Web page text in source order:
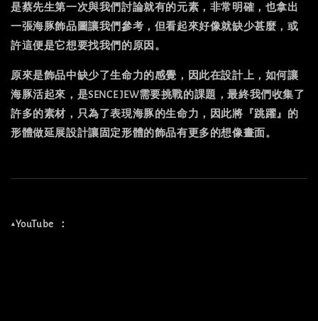
是蔡先生第一次與我們討論就有的元素，非常明確，也拿出
一張海豚飾品圖讓我們參考，但看起來好像就缺少甚麼，或
許這便是它想要找我們的原因。
原來是飾品中缺少了生命力的感覺，因此在設計上，如何讓
海豚活起來，是SENCE JEW需要挑戰的課題，最終我們收集了
許多的素材，只為了表現海豚的生命力，因此將『跳躍』的
形體做延展設計讓固定形體的飾品有更多的想像畫面。
▲YouTube ：